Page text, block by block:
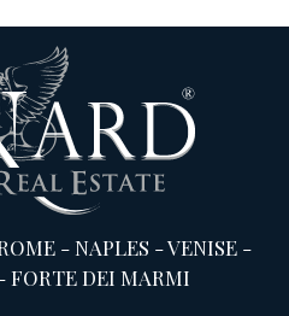
-NAPLES -VENISE -
FORTE DEI MARMI